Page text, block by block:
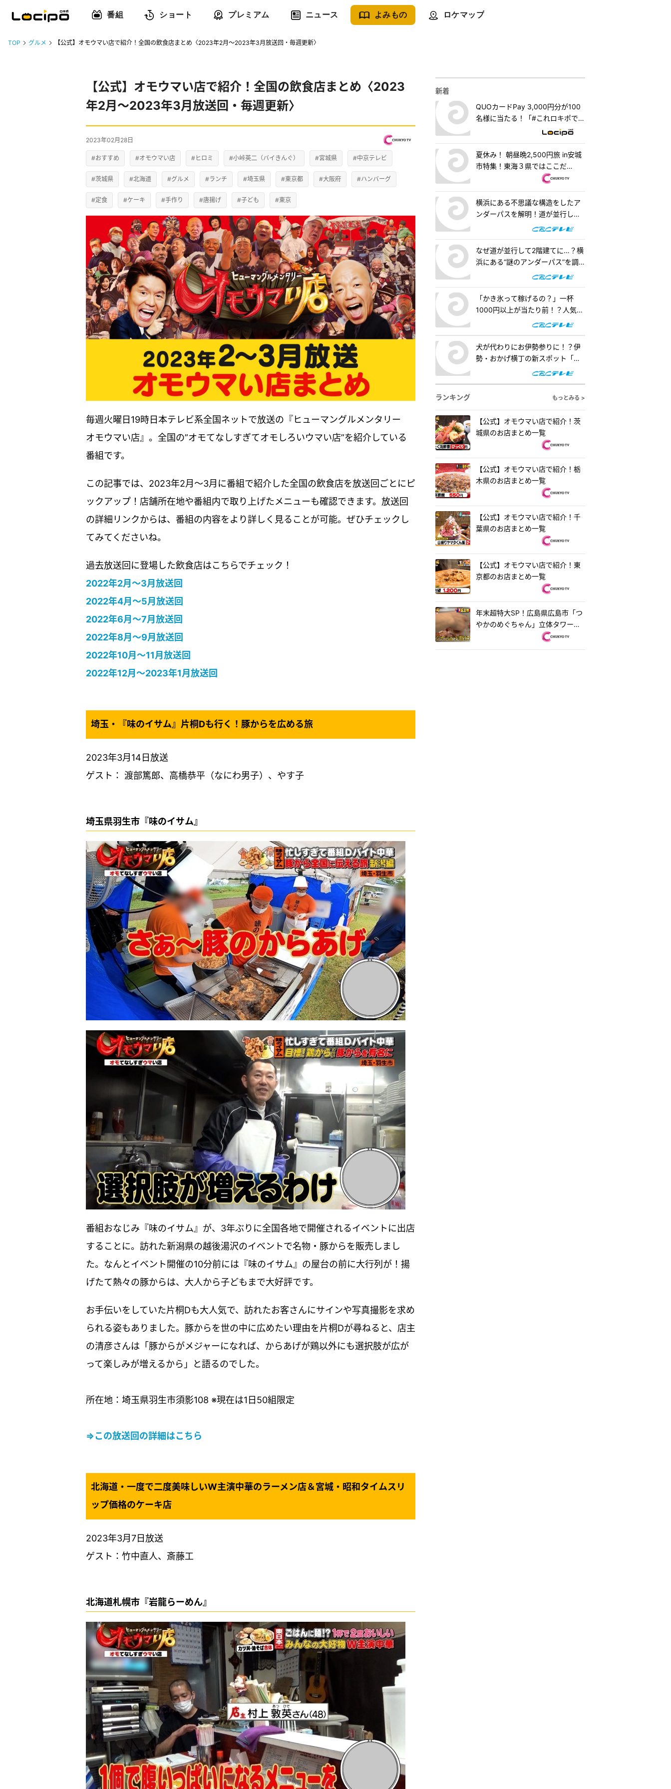
番組 ショート プレミアム ニュース よみもの ロケマップ
TOP グルメ 【公式】オモウマい店で紹介！全国の飲食店まとめ〈2023年2月〜2023年3月放送回・毎週更新〉
【公式】オモウマい店で紹介！全国の飲食店まとめ〈2023
年2月〜2023年3月放送回・毎週更新〉
2023年02月28日
#おすすめ #オモウマい店 #ヒロミ #小峠英二（バイきんぐ） #宮城県 #中京テレビ
#茨城県 #北海道 #グルメ #ランチ #埼玉県 #東京都 #大阪府 #ハンバーグ
#定食 #ケーキ #手作り #唐揚げ #子ども #東京
毎週火曜日19時日本テレビ系全国ネットで放送の『ヒューマングルメンタリー
オモウマい店』。全国の”オモてなしすぎてオモしろいウマい店”を紹介している
番組です。
この記事では、2023年2月〜3月に番組で紹介した全国の飲食店を放送回ごとにピ
ックアップ！店舗所在地や番組内で取り上げたメニューも確認できます。放送回
の詳細リンクからは、番組の内容をより詳しく見ることが可能。ぜひチェックし
てみてくださいね。
過去放送回に登場した飲食店はこちらでチェック！
2022年2月〜3月放送回
2022年4月〜5月放送回
2022年6月〜7月放送回
2022年8月〜9月放送回
2022年10月〜11月放送回
2022年12月〜2023年1月放送回
埼玉・『味のイサム』片桐Dも行く！豚からを広める旅
2023年3月14日放送
ゲスト： 渡部篤郎、高橋恭平（なにわ男子）、やす子
埼玉県羽生市『味のイサム』
番組おなじみ『味のイサム』が、3年ぶりに全国各地で開催されるイベントに出店
することに。訪れた新潟県の越後湯沢のイベントで名物・豚からを販売しまし
た。なんとイベント開催の10分前には『味のイサム』の屋台の前に大行列が！揚
げたて熱々の豚からは、大人から子どもまで大好評です。
お手伝いをしていた片桐Dも大人気で、訪れたお客さんにサインや写真撮影を求め
られる姿もありました。豚からを世の中に広めたい理由を片桐Dが尋ねると、店主
の清彦さんは「豚からがメジャーになれば、からあげが鶏以外にも選択肢が広が
って楽しみが増えるから」と語るのでした。
所在地：埼玉県羽生市須影108 ※現在は1日50組限定
⇒この放送回の詳細はこちら
北海道・一度で二度美味しいW主演中華のラーメン店＆宮城・昭和タイムスリ
ップ価格のケーキ店
2023年3月7日放送
ゲスト：竹中直人、斎藤工
北海道札幌市『岩龍らーめん』
新着
QUOカードPay 3,000円分が100
名様に当たる！「#これロキポで見
れるよ」キャンペーン
夏休み！ 朝昼晩2,500円旅 in安城
市特集！東海３県ではここだ
け！？「はなまるうどん×吉野家
コラボで可能性は無限大！＆「福
来源」で食べられる安城の新名物
横浜にある不思議な構造をしたア
ンダーパスを解明！道が並行して2
階建てになったワケとは『道との
なぜ道が並行して2階建てに…？横
浜にある“謎のアンダーパス”を調
査！『道との遭遇』
「かき氷って稼げるの？」一杯
1000円以上が当たり前！？人気店
の懐事情をリサーチ『チャン
犬が代わりにお伊勢参りに！？伊
勢・おかげ横丁の新スポット「オ
カゲ屋敷」で“おかげ犬”を体験
ランキング
もっとみる >
【公式】オモウマい店で紹介！茨
城県のお店まとめ一覧
【公式】オモウマい店で紹介！栃
木県のお店まとめ一覧
【公式】オモウマい店で紹介！千
葉県のお店まとめ一覧
【公式】オモウマい店で紹介！東
京都のお店まとめ一覧
年末超特大SP！広島県広島市「つ
やかのめぐちゃん」立体タワーお
好み焼き＆茨城県水戸市「ラーメ